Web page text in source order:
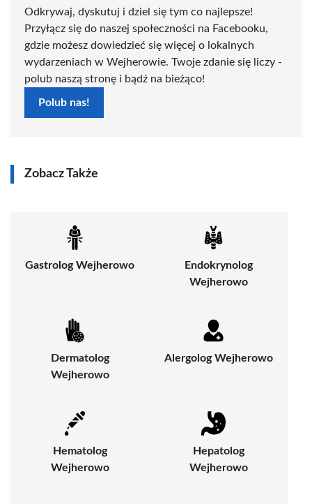
Odkrywaj, dyskutuj i dziel się tym co najlepsze!
Przyłącz się do naszej społeczności na Facebooku,
gdzie możesz dowiedzieć się więcej o lokalnych
wydarzeniach w Wejherowie. Twoje zdanie się liczy -
polub naszą stronę i bądź na bieżąco!
Polub nas!
Zobacz Także
Gastrolog Wejherowo
Endokrynolog
Wejherowo
Dermatolog
Wejherowo
Alergolog Wejherowo
Hematolog
Wejherowo
Hepatolog
Wejherowo